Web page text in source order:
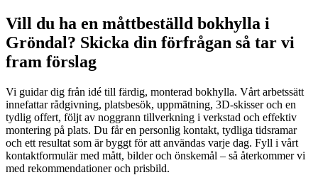
Vill du ha en måttbeställd bokhylla i
Gröndal? Skicka din förfrågan så tar vi
fram förslag
Vi guidar dig från idé till färdig, monterad bokhylla. Vårt arbetssätt
innefattar rådgivning, platsbesök, uppmätning, 3D-skisser och en
tydlig offert, följt av noggrann tillverkning i verkstad och effektiv
montering på plats. Du får en personlig kontakt, tydliga tidsramar
och ett resultat som är byggt för att användas varje dag. Fyll i vårt
kontaktformulär med mått, bilder och önskemål – så återkommer vi
med rekommendationer och prisbild.